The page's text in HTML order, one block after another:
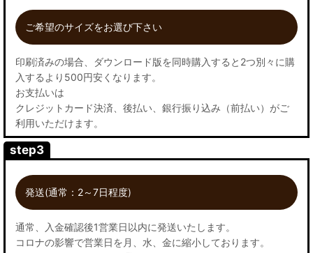
ご希望のサイズをお選び下さい
印刷済みの場合、ダウンロード版を同時購入すると2つ別々に購
入するより500円安くなります。
お支払いは
クレジットカード決済、後払い、銀行振り込み（前払い）がご
利用いただけます。
step3
発送(通常：2～7日程度)
通常、入金確認後1営業日以内に発送いたします。
コロナの影響で営業日を月、水、金に縮小しております。